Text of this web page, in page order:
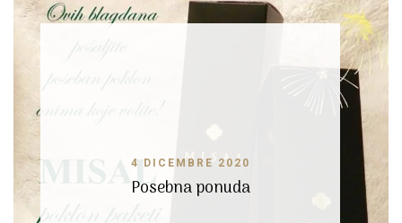
4 DICEMBRE 2020
Posebna ponuda